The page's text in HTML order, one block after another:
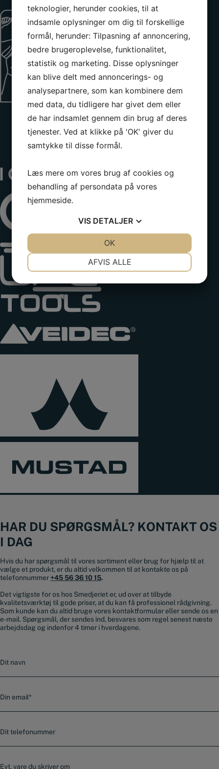
HAR DU SPØRGSMÅL? KONTAKT OS
I DAG
Hvis du har spørgsmål til vores sortiment eller brug for hjælp til at
vælge et produkt, er du altid velkommen til at kontakte os på
telefonnummer +45 56 36 10 15.
Det vigtigste for os hos Smedjeriet er, ud over at tilbyde
kvalitetsværktøj til gode priser, at du kan få professionel rådgivning.
Som kunde kan du altid bruge vores kontaktformular eller sende os en
e-mail. Spørgsmål, der sendes ind, besvares som regel senest næste
arbejdsdag og indenfor 4 timer i hverdagene.
a
-
l
*
e
v
teknologier, herunder cookies, til at
indsamle oplysninger om dig til forskellige
formål, herunder: Tilpasning af annoncering,
bedre brugeroplevelse, funktionalitet,
statistik og marketing. Disse oplysninger
kan blive delt med annoncerings- og
analysepartnere, som kan kombinere dem
med data, du tidligere har givet dem eller
de har indsamlet gennem din brug af deres
tjenester. Ved at klikke på 'OK' giver du
samtykke til disse formål.
Læs mere om vores brug af cookies og
behandling af persondata på vores
hjemmeside.
VIS DETALJER
MARKETING
AFVIS ALLE
OK